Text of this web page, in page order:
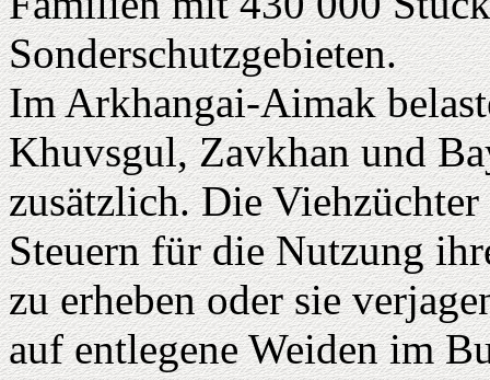
Sonderschutzgebieten.
Im Arkhangai-Aimak
Khuvsgul, Zavkhan und
zusätzlich. Die
Steuern für die Nutzung
zu erheben oder sie
auf entlegene Weiden im